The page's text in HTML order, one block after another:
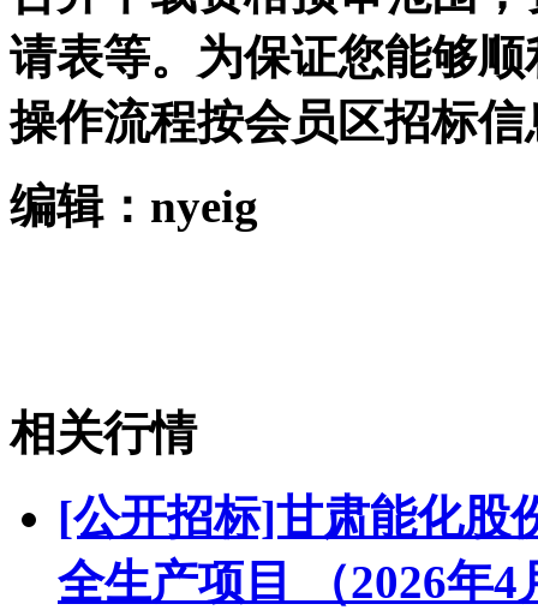
请表等。为保证您能够
操作流程按会员区招标
编辑：nyeig
相关行情
[公开招标]甘肃能化股
全生产项目 （2026年